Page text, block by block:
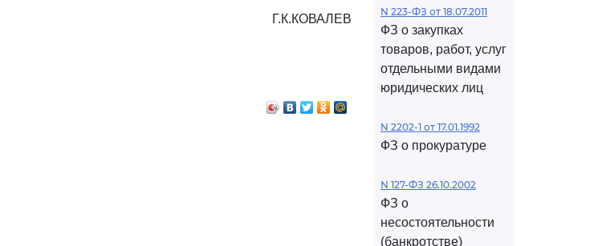
Г.К.КОВАЛЕВ
N 223-ФЗ от 18.07.2011
ФЗ о закупках
товаров, работ, услуг
отдельными видами
юридических лиц
N 2202-1 от 17.01.1992
ФЗ о прокуратуре
N 127-ФЗ 26.10.2002
ФЗ о
несостоятельности
(банкротстве)